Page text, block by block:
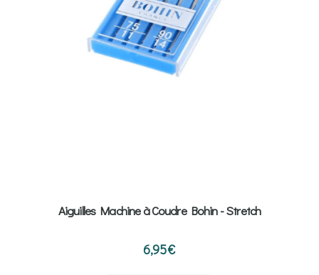
Aiguilles Machine à Coudre Bohin - Stretch
6,95€